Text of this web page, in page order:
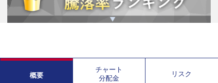
概要
チャート
分配金
リスク